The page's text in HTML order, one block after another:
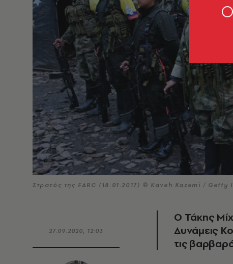
Στρατός της FARC (18.01.2017) © Kaveh Kazemi / Getty
27.09.2020, 12:03
Ο Τάκης
Δυνάμεις
τις